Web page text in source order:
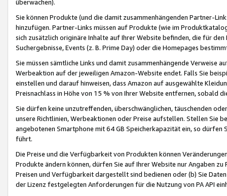
überwachen).
Sie können Produkte (und die damit zusammenhängenden Partner-
hinzufügen. Partner-Links müssen auf Produkte (wie im
sich zusätzlich originäre Inhalte auf Ihrer Website befinden, die für
Suchergebnisse, Events (z. B. Prime Day) oder die Homepages
Sie müssen sämtliche Links und damit zusammenhängende
Werbeaktion auf der jeweiligen Amazon-Website endet. Falls Sie
einstellen und darauf hinweisen, dass Amazon auf ausgewählte
Preisnachlass in Höhe von 15 % von Ihrer Website entfernen, sobald
Sie dürfen keine unzutreffenden, überschwänglichen, täuschenden
unsere Richtlinien, Werbeaktionen oder Preise aufstellen. Stellen Sie
angebotenen Smartphone mit 64 GB Speicherkapazität ein, so dürfen
führt.
Die Preise und die Verfügbarkeit von Produkten können
Produkte ändern können, dürfen Sie auf Ihrer Website nur Angaben
Preisen und Verfügbarkeit dargestellt sind bedienen oder (b) Sie
der Lizenz festgelegten Anforderungen für die Nutzung von PA API